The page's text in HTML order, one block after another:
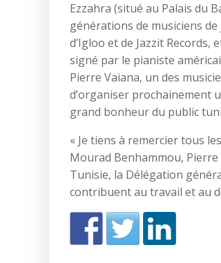
Ezzahra (situé au Palais du
générations de musiciens
d’Igloo et de Jazzit
signé par le pianiste
Pierre Vaiana, un des
d’organiser prochainement
grand bonheur du public
« Je tiens à remercier tous
Mourad Benhammou,
Tunisie, la Délégation
contribuent au travail et au